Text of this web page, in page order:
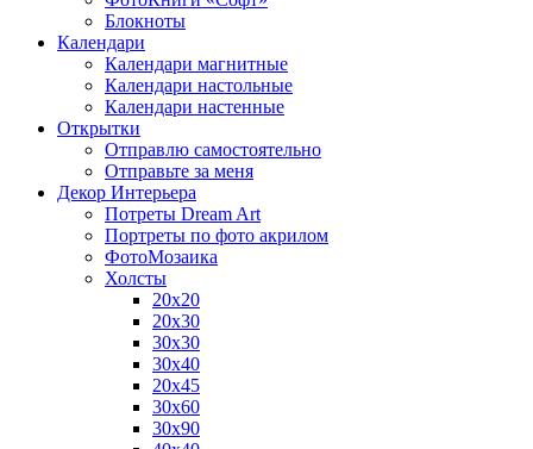
Блокноты
Календари
Календари магнитные
Календари настольные
Календари настенные
Открытки
Отправлю самостоятельно
Отправьте за меня
Декор Интерьера
Потреты Dream Art
Портреты по фото акрилом
ФотоМозаика
Холсты
20х20
20х30
30х30
30х40
20х45
30х60
30х90